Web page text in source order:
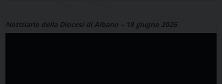
Notiziario della Diocesi di Albano – 18 giugno 2026